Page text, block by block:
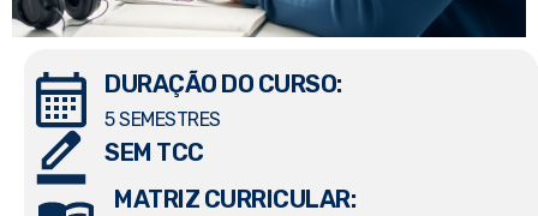
DURAÇÃO DO CURSO:
5 SEMESTRES
SEM TCC
MATRIZ CURRICULAR: